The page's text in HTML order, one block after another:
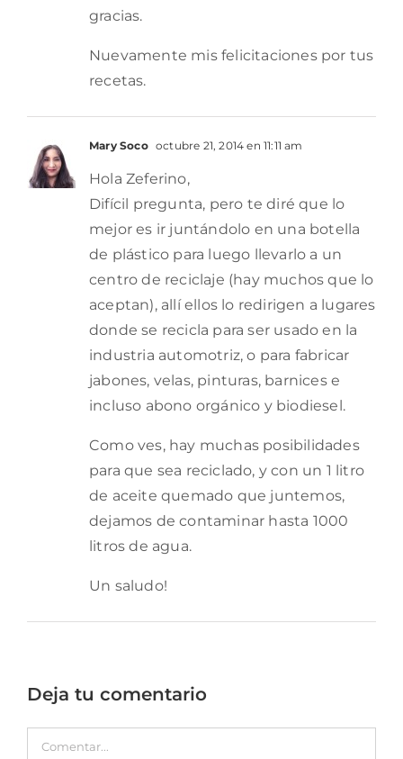
gracias.
Nuevamente mis felicitaciones por tus
recetas.
Mary Soco octubre 21, 2014 en 11:11 am
Hola Zeferino,
Difícil pregunta, pero te diré que lo
mejor es ir juntándolo en una botella
de plástico para luego llevarlo a un
centro de reciclaje (hay muchos que lo
aceptan), allí ellos lo redirigen a lugares
donde se recicla para ser usado en la
industria automotriz, o para fabricar
jabones, velas, pinturas, barnices e
incluso abono orgánico y biodiesel.
Como ves, hay muchas posibilidades
para que sea reciclado, y con un 1 litro
de aceite quemado que juntemos,
dejamos de contaminar hasta 1000
litros de agua.
Un saludo!
Deja tu comentario
Comentar